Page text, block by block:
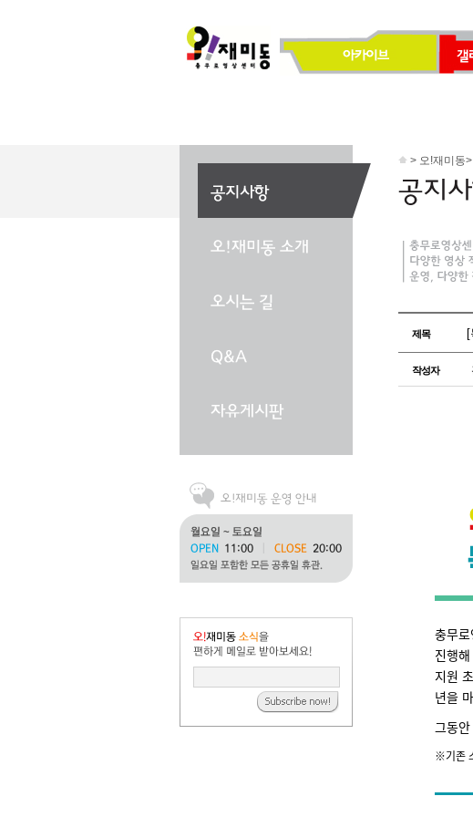
> 오!재미동>
제목
작성자
충무
진행
지원
년을
그동
※기존